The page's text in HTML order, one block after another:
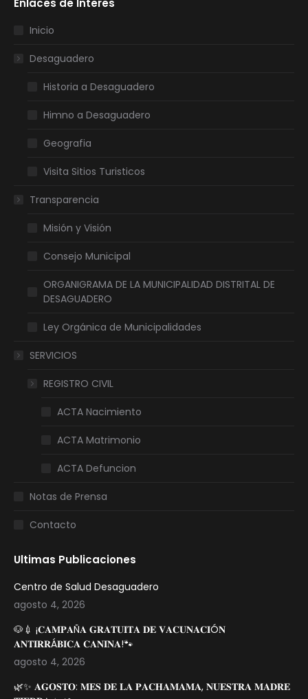
opens
in
window
opens
in
window
opens
window
opens
window
Inicio
Desaguadero
Historia a Desaguadero
Himno a Desaguadero
Geografia
Visita Sitios Turisticos
Transparencia
Misión y Visión
Consejo Municipal
ORGANIGRAMA DE LA MUNICIPALIDAD DISTRITAL DE
DESAGUADERO
Ley Orgánica de Municipalidades
SERVICIOS
REGISTRO CIVIL
ACTA Nacimiento
ACTA Matrimonio
ACTA Defuncion
Notas de Prensa
Contacto
Ultimas Publicaciones
Centro de Salud Desaguadero
agosto 4, 2026
🐶💉 ¡𝐂𝐀𝐌𝐏𝐀Ñ𝐀 𝐆𝐑𝐀𝐓𝐔𝐈𝐓𝐀 𝐃𝐄 𝐕𝐀𝐂𝐔𝐍𝐀𝐂𝐈Ó𝐍
𝐀𝐍𝐓𝐈𝐑𝐑Á𝐁𝐈𝐂𝐀 𝐂𝐀𝐍𝐈𝐍𝐀!🐾
agosto 4, 2026
🌿✨ 𝐀𝐆𝐎𝐒𝐓𝐎: 𝐌𝐄𝐒 𝐃𝐄 𝐋𝐀 𝐏𝐀𝐂𝐇𝐀𝐌𝐀𝐌𝐀, 𝐍𝐔𝐄𝐒𝐓𝐑𝐀 𝐌𝐀𝐃𝐑𝐄